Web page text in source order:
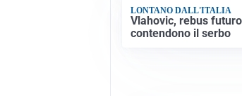
LONTANO DALL'ITALIA
Vlahovic, rebus
contendono il serbo